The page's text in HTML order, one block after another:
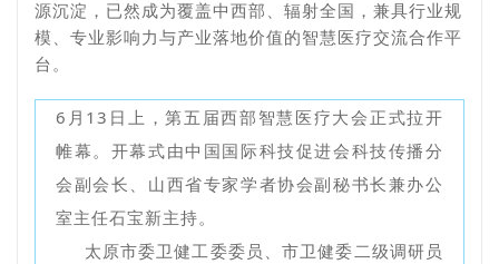
源沉淀，已然成为覆盖中西部、辐射全国，兼具行业规
模、专业影响力与产业落地价值的智慧医疗交流合作平
台。
6月13日上，第五届西部智慧医疗大会正式拉开
帷幕。开幕式由中国国际科技促进会科技传播分
会副会长、山西省专家学者协会副秘书长兼办公
室主任石宝新主持。
太原市委卫健工委委员、市卫健委二级调研员